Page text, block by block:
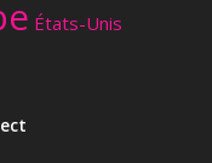
États-Unis